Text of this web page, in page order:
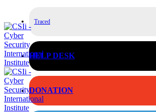
Traced
HELP DESK
DONATION